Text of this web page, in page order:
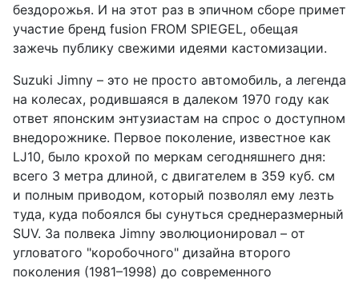
бездорожья. И на этот раз в эпичном сборе примет
участие бренд fusion FROM SPIEGEL, обещая
зажечь публику свежими идеями кастомизации.
Suzuki Jimny – это не просто автомобиль, а легенда
на колесах, родившаяся в далеком 1970 году как
ответ японским энтузиастам на спрос о доступном
внедорожнике. Первое поколение, известное как
LJ10, было крохой по меркам сегодняшнего дня:
всего 3 метра длиной, с двигателем в 359 куб. см
и полным приводом, который позволял ему лезть
туда, куда побоялся бы сунуться среднеразмерный
SUV. За полвека Jimny эволюционировал – от
угловатого "коробочного" дизайна второго
поколения (1981–1998) до современного